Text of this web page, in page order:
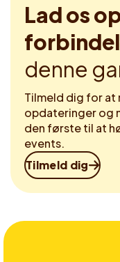
Lad os
denne
Tilmeld dig for
opdateringer og
den første til at
events.
Tilmeld dig